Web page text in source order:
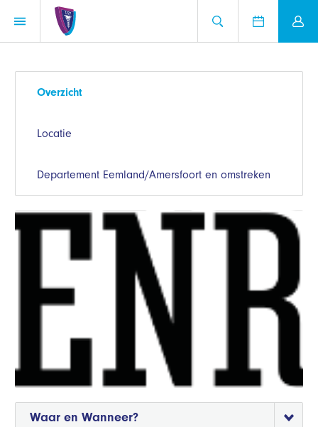
Overzicht
Locatie
Departement Eemland/Amersfoort en omstreken
Waar en Wanneer?